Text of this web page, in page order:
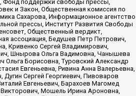
Фонд поддержки свободы прессы,
и Закон, Общественная комиссия по
Сахарова, Информационное агентство
прессы, Институт Развития Свободы
Общественный вердикт,
ассоциация, Бедушев Петр Петрович,
Кривенко Сергей Владимирович,
Шнырова Ольга Вадимовна, Чанышева
Ольга Борисовна, Туровский Александр
Евгеньевна, Ривина Анна Валерьевна,
Дугин Сергей Георгиевич, Пивоваров
Евгеньевич, Барахоев Магомед
Мошель Ирина Ароновна,